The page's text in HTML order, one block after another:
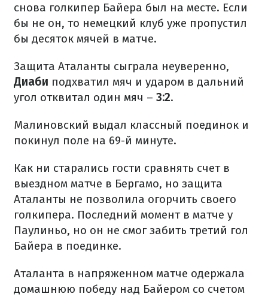
снова голкипер Байера был на месте. Если
бы не он, то немецкий клуб уже пропустил
бы десяток мячей в матче.
Защита Аталанты сыграла неуверенно,
Диаби подхватил мяч и ударом в дальний
угол отквитал один мяч – 3:2.
Малиновский выдал классный поединок и
покинул поле на 69-й минуте.
Как ни старались гости сравнять счет в
выездном матче в Бергамо, но защита
Аталанты не позволила огорчить своего
голкипера. Последний момент в матче у
Паулиньо, но он не смог забить третий гол
Байера в поединке.
Аталанта в напряженном матче одержала
домашнюю победу над Байером со счетом